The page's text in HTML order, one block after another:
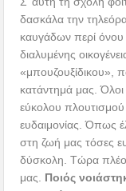
δασκάλα την
καυγάδων περί όνου
διαλυμένης
«μπουζουξίδικου»,
κατάντημά μας. Όλοι
εύκολου πλουτισμού
ευδαιμονίας. Όπως
στη ζωή μας τόσες
δύσκολη. Τώρα
μας. Ποιός